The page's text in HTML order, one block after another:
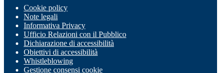
Cookie policy
Note legali
Informativa Privacy
Ufficio Relazioni con il Pubblico
Dichiarazione di accessibilità
Obiettivi di accessibilità
Whistleblowing
Gestione consensi cookie